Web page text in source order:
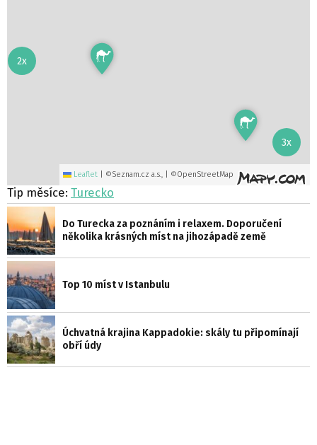
2x
3x
Leaflet ©Seznam.cz a.s., | ©OpenStreetMap
Tip měsíce: Turecko
Do Turecka za poznáním i relaxem. Doporučení
několika krásných míst na jihozápadě země
Top 10 míst v Istanbulu
Úchvatná krajina Kappadokie: skály tu připomínají
obří údy